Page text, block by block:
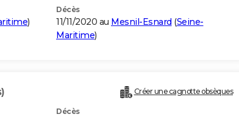
)
Décès
11/11/2020 au Mesnil-Esnard (Seine-
Maritime)
Créer une cagnotte obsèques
Décès